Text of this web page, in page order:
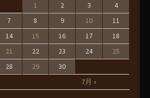
7月 »
1 2 3
4
7 8 9 10
11
14 15 16 17
18
21 22 23 24
25
28 29 30